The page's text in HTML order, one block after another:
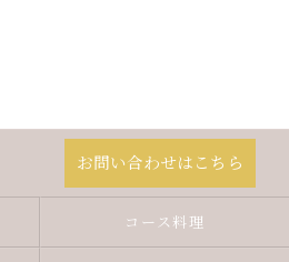
お問い合わせはこちら
コース料理